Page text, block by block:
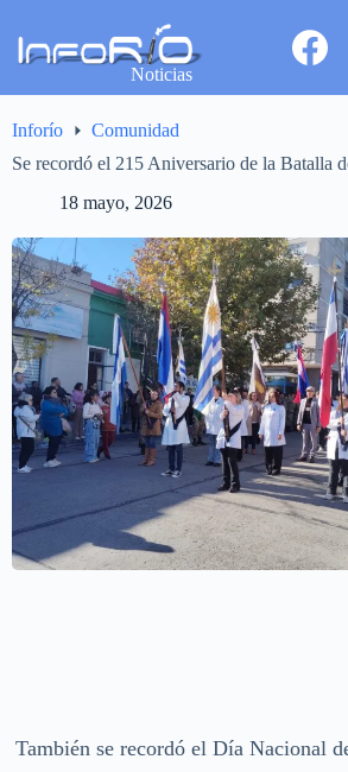
Noticias
Inforío
Comunidad
Se recordó el 215 Aniversario de la Batalla
18 mayo, 2026
También se recordó el Día Nacional